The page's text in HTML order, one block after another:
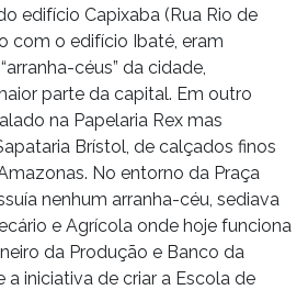
edifício Capixaba (Rua Rio de
com o edifício Ibaté, eram
céus” da cidade,
parte da capital. Em outro
na Papelaria Rex mas
Brístol, de calçados finos
No entorno da Praça
nenhum arranha-céu, sediava
e Agrícola onde hoje funciona
da Produção e Banco da
a iniciativa de criar a Escola de